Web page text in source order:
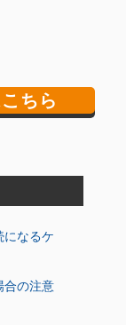
ちら
なるケ
合の注意